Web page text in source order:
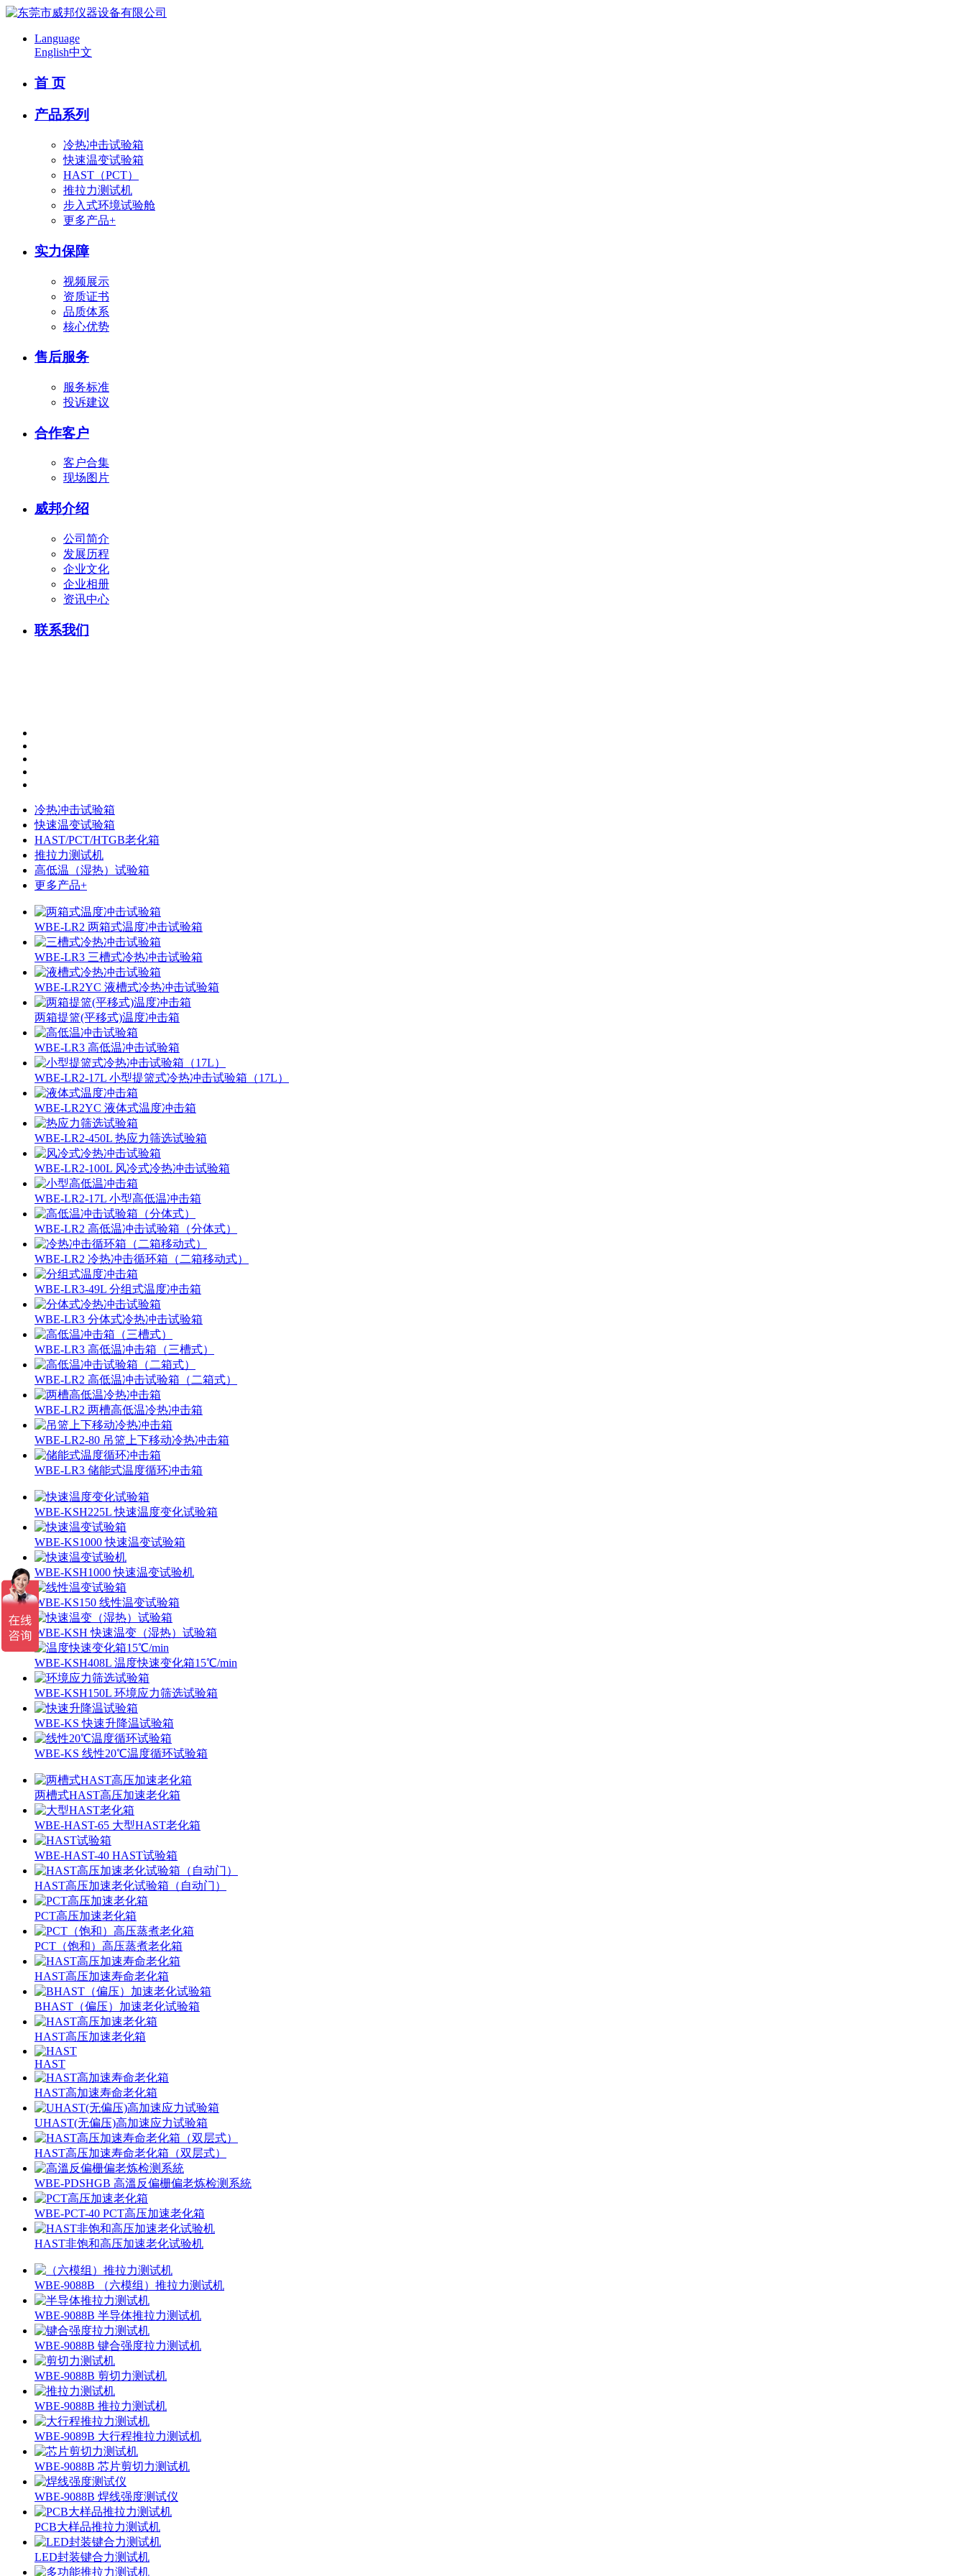
Language
English中文
首 页
产品系列
冷热冲击试验箱
快速温变试验箱
HAST（PCT）
推拉力测试机
步入式环境试验舱
更多产品+
实力保障
视频展示
资质证书
品质体系
核心优势
售后服务
服务标准
投诉建议
合作客户
客户合集
现场图片
威邦介绍
公司简介
发展历程
企业文化
企业相册
资讯中心
联系我们
冷热冲击试验箱
快速温变试验箱
HAST/PCT/HTGB老化箱
推拉力测试机
高低温（湿热）试验箱
更多产品+
WBE-LR2 两箱式温度冲击试验箱
WBE-LR3 三槽式冷热冲击试验箱
WBE-LR2YC 液槽式冷热冲击试验箱
两箱提篮(平移式)温度冲击箱
WBE-LR3 高低温冲击试验箱
WBE-LR2-17L 小型提篮式冷热冲击试验箱（17L）
WBE-LR2YC 液体式温度冲击箱
WBE-LR2-450L 热应力筛选试验箱
WBE-LR2-100L 风冷式冷热冲击试验箱
WBE-LR2-17L 小型高低温冲击箱
WBE-LR2 高低温冲击试验箱（分体式）
WBE-LR2 冷热冲击循环箱（二箱移动式）
WBE-LR3-49L 分组式温度冲击箱
WBE-LR3 分体式冷热冲击试验箱
WBE-LR3 高低温冲击箱（三槽式）
WBE-LR2 高低温冲击试验箱（二箱式）
WBE-LR2 两槽高低温冷热冲击箱
WBE-LR2-80 吊篮上下移动冷热冲击箱
WBE-LR3 储能式温度循环冲击箱
WBE-KSH225L 快速温度变化试验箱
WBE-KS1000 快速温变试验箱
WBE-KSH1000 快速温变试验机
WBE-KS150 线性温变试验箱
WBE-KSH 快速温变（湿热）试验箱
WBE-KSH408L 温度快速变化箱15℃/min
WBE-KSH150L 环境应力筛选试验箱
WBE-KS 快速升降温试验箱
WBE-KS 线性20℃温度循环试验箱
两槽式HAST高压加速老化箱
WBE-HAST-65 大型HAST老化箱
WBE-HAST-40 HAST试验箱
HAST高压加速老化试验箱（自动门）
PCT高压加速老化箱
PCT（饱和）高压蒸煮老化箱
HAST高压加速寿命老化箱
BHAST（偏压）加速老化试验箱
HAST高压加速老化箱
HAST
HAST高加速寿命老化箱
UHAST(无偏压)高加速应力试验箱
HAST高压加速寿命老化箱（双层式）
WBE-PDSHGB 高溫反偏栅偏老炼检测系統
WBE-PCT-40 PCT高压加速老化箱
HAST非饱和高压加速老化试验机
WBE-9088B （六模组）推拉力测试机
WBE-9088B 半导体推拉力测试机
WBE-9088B 键合强度拉力测试机
WBE-9088B 剪切力测试机
WBE-9088B 推拉力测试机
WBE-9089B 大行程推拉力测试机
WBE-9088B 芯片剪切力测试机
WBE-9088B 焊线强度测试仪
PCB大样品推拉力测试机
LED封装键合力测试机